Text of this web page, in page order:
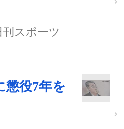
刊スポーツ
懲役7年を